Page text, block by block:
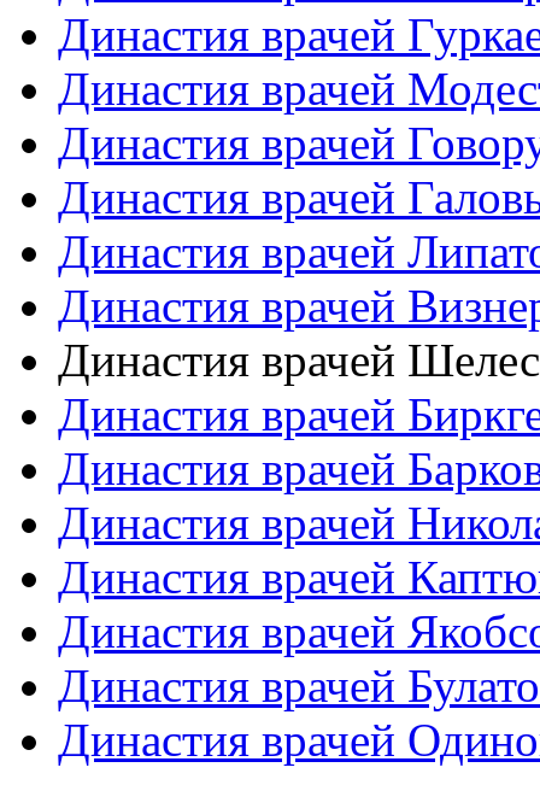
Династия врачей
Династия врачей
Династия врачей
Династия врачей
Династия врачей
Династия врачей
Династия врачей
Династия врачей
Династия врачей
Династия врачей
Династия врачей
Династия врачей
Династия врачей
Династия врачей